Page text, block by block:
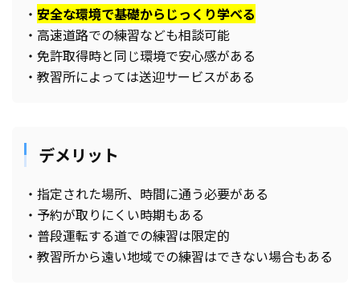
・ 安全な環境で基礎からじっくり学べる
・高速道路での練習なども相談可能
・免許取得時と同じ環境で安心感がある
・教習所によっては送迎サービスがある
デメリット
・指定された場所、時間に通う必要がある
・予約が取りにくい時期もある
・普段運転する道での練習は限定的
・教習所から遠い地域での練習はできない場合もある